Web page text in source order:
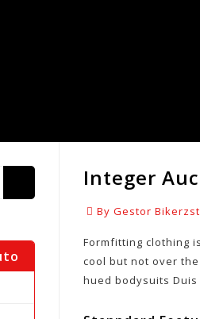
Integer
By Gestor
Formfitting clothing
cool but not over
hued bodysuits